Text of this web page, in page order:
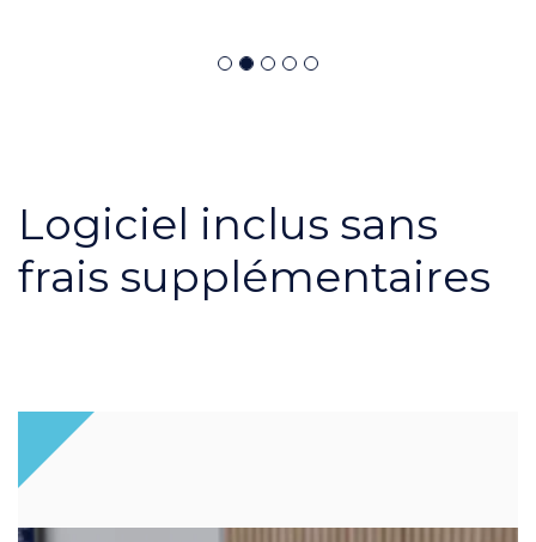
Logiciel inclus sans
frais supplémentaires